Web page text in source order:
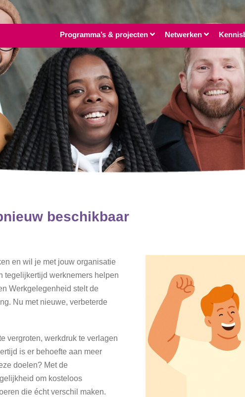
Programma’s & projecten Netwerken
beschikbaar
en wil je met jouw organisatie
tegelijkertijd werknemers helpen
Werkgelegenheid stelt de
Nu met nieuwe, verbeterde
vergroten, werkdruk te verlagen
is er behoefte aan meer
doelen? Met de
om kosteloos
die écht verschil maken.